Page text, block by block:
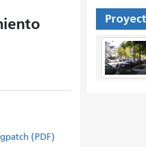
(PDF)